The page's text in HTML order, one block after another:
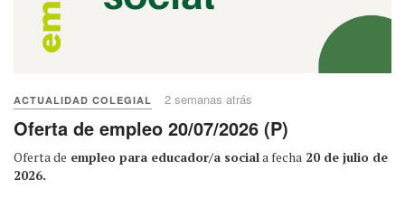
ACTUALIDAD COLEGIAL 2 semanas atrás
Oferta de empleo 20/07/2026 (P)
Oferta de empleo para educador/a sociala fecha 20 de julio de
2026.